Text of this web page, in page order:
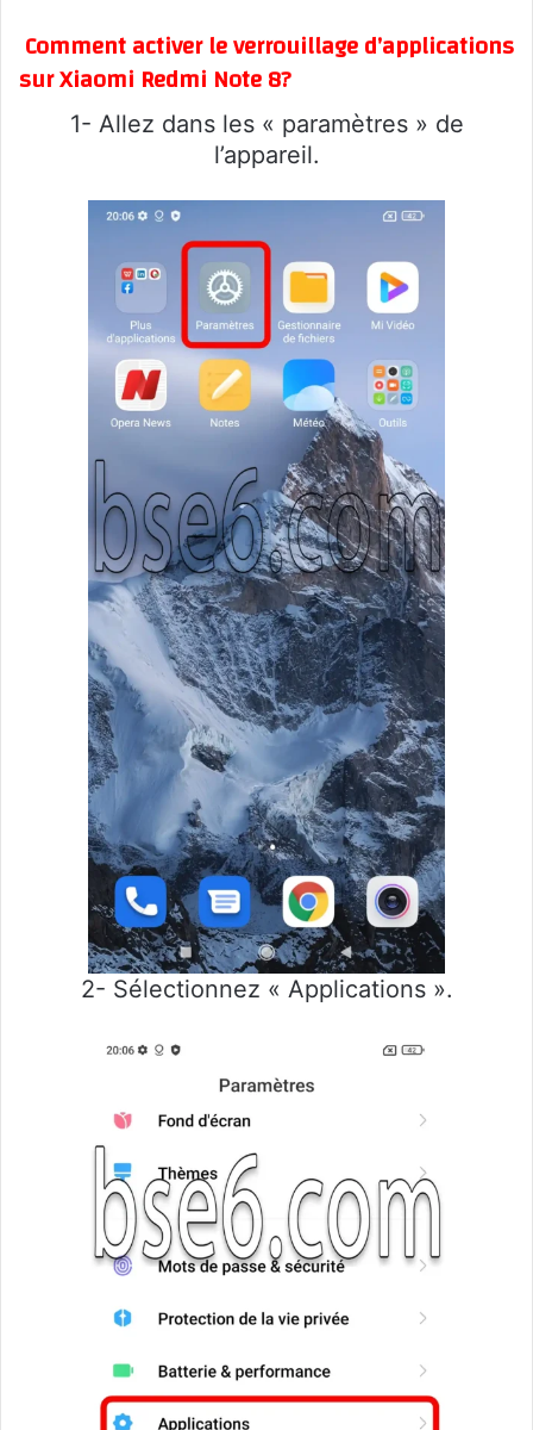
Comment activer le verrouillage d’applications
sur Xiaomi Redmi Note 8?
1- Allez dans les « paramètres » de
l’appareil.
2- Sélectionnez « Applications ».